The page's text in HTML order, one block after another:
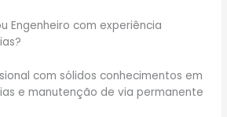
Engenheiro com experiência
com sólidos conhecimentos em
e manutenção de via permanente